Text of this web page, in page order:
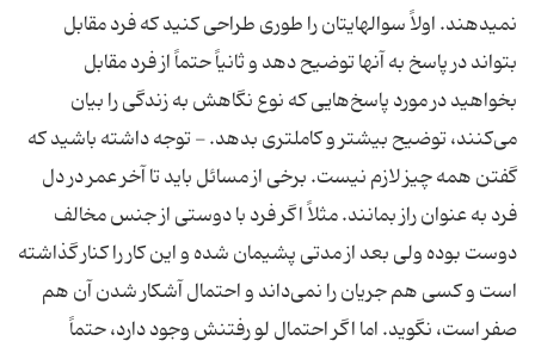
نمیدهند. اولاً سوالهایتان را طوری طراحی کنید که فرد مقابل
بتواند در پاسخ به آنها توضیح دهد و ثانیاً حتماً از فرد مقابل
بخواهید در مورد پاسخ‌هایی که نوع نگاهش به زندگی را بیان
می‌کنند، توضیح بیشتر و کاملتری بدهد. - توجه داشته باشید که
گفتن همه چیز لازم نیست. برخی از مسائل باید تا آخر عمر در دل
فرد به عنوان راز بمانند. مثلاً اگر فرد با دوستی از جنس مخالف
دوست بوده ولی بعد از مدتی پشیمان شده و این کار را کنار گذاشته
است و کسی هم جریان را نمی‌داند و احتمال آشکار شدن آن هم
صفر است، نگوید. اما اگر احتمال لو رفتنش وجود دارد، حتماً